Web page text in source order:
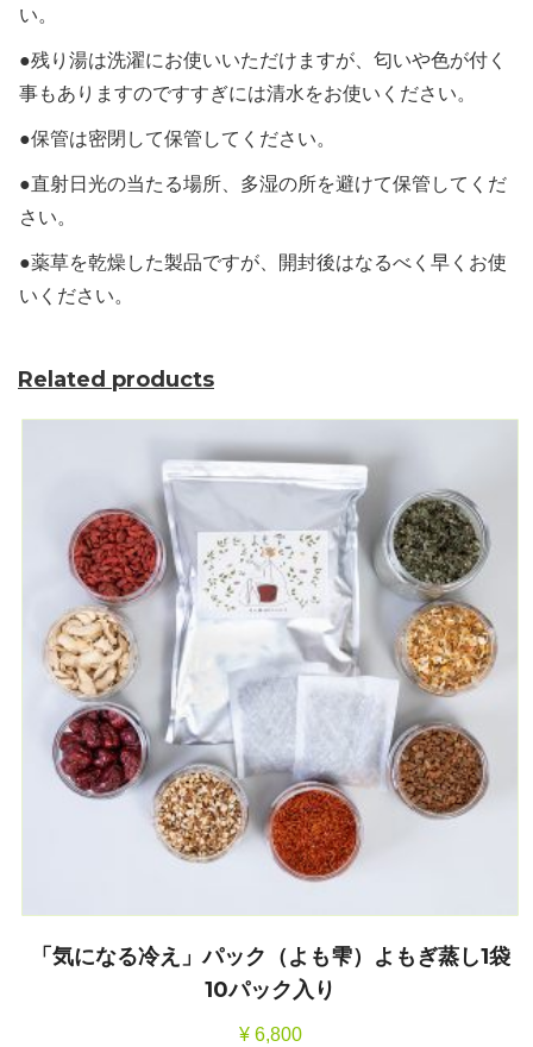
い。
●残り湯は洗濯にお使いいただけますが、匂いや色が付く
事もありますのですすぎには清水をお使いください。
●保管は密閉して保管してください。
●直射日光の当たる場所、多湿の所を避けて保管してくだ
さい。
●薬草を乾燥した製品ですが、開封後はなるべく早くお使
いください。
Related products
「気になる冷え」パック（よも雫）よもぎ蒸し1袋
10パック入り
¥6,800